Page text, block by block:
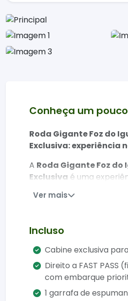
Conheça um
Roda Gigante Foz do
Exclusiva: experiência
A Roda Gigante Foz do
Exclusiva é uma
para quem deseja
tríplice fronteira com
proporcionando um
alturas.
O que é a cabine
gigante?
É uma cabine privativa
Ver mais
Incluso
Cabine exclusiva
Direito a FAST PASS
com embarque
1 garrafa de